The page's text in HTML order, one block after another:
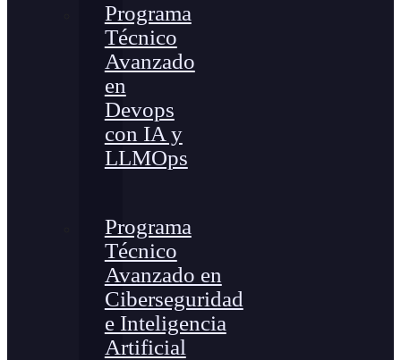
Programa
Técnico
Avanzado
en
Devops
con IA y
LLMOps
Programa
Técnico
Avanzado en
Ciberseguridad
e Inteligencia
Artificial